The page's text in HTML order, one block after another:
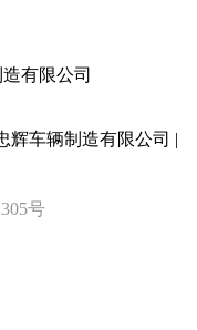
有限公司
车辆制造有限公司 |
号